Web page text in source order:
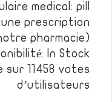
medical: pill
prescription
pharmacie)
In Stock!
sur 11458 votes
d’utilisateurs